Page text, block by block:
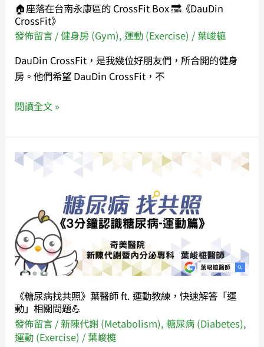
🏠座落在台南永康區的 CrossFit Box 🔜《DauDin
CrossFit》
發佈留言 /健身房 (Gym),運動 (Exercise) / 葉峻榳
DauDin CrossFit，是我幾位好朋友們，所合開的健身
房。他們希望 DauDin CrossFit，不
的
CrossFit
🔜《DauDin
CrossFit》
閱讀全文 »
《糖尿病找共照》葉醫師 ft. 運動教練，快速解答「運
動」相關問題💪
發佈留言 /新陳代謝 (Metabolism),糖尿病 (Diabetes),
運動 (Exercise) / 葉峻榳
《糖
共
照》
葉
醫
ft.
運
動